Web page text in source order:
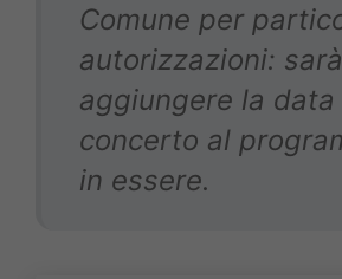
Comune per
autorizzazioni:
aggiungere la data
concerto al
in essere.